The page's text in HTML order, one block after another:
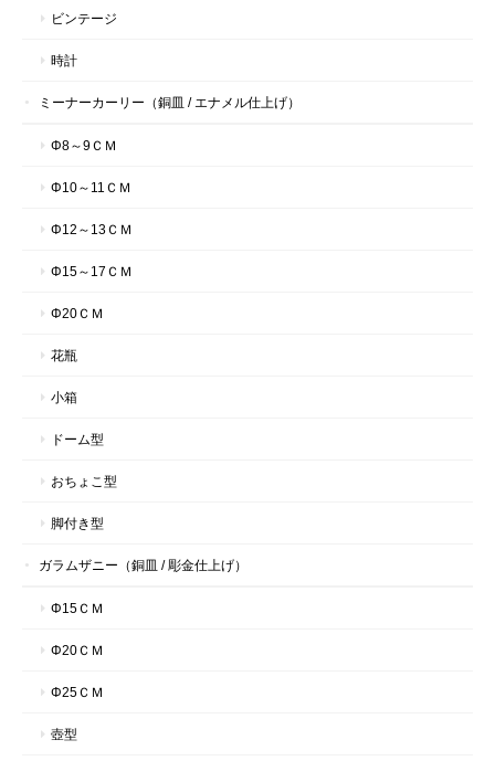
ビンテージ
時計
ミーナーカーリー（銅皿 / エナメル仕上げ）
Φ8～9ＣＭ
Φ10～11ＣＭ
Φ12～13ＣＭ
Φ15～17ＣＭ
Φ20ＣＭ
花瓶
小箱
ドーム型
おちょこ型
脚付き型
ガラムザニー（銅皿 / 彫金仕上げ）
Φ15ＣＭ
Φ20ＣＭ
Φ25ＣＭ
壺型